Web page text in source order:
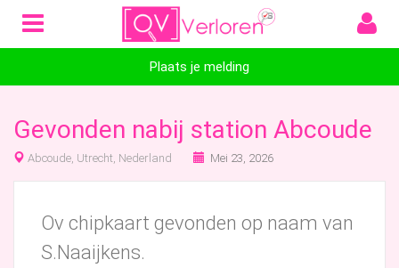
Plaats je melding
Gevonden nabij station Abcoude
Abcoude, Utrecht, Nederland Mei 23, 2026
Ov chipkaart gevonden op naam van
S.Naaijkens.